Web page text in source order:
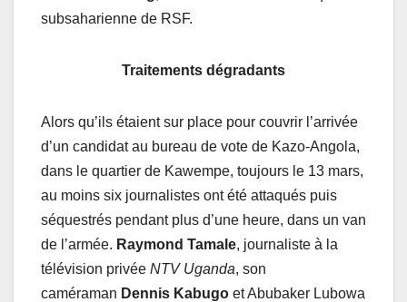
subsaharienne de RSF.
Traitements dégradants
Alors qu’ils étaient sur place pour couvrir l’arrivée
d’un candidat au bureau de vote de Kazo-Angola,
dans le quartier de Kawempe, toujours le 13 mars,
au moins six journalistes ont été attaqués puis
séquestrés pendant plus d’une heure, dans un van
de l’armée. Raymond Tamale, journaliste à la
télévision privée NTV Uganda, son
caméraman Dennis Kabugo et Abubaker Lubowa